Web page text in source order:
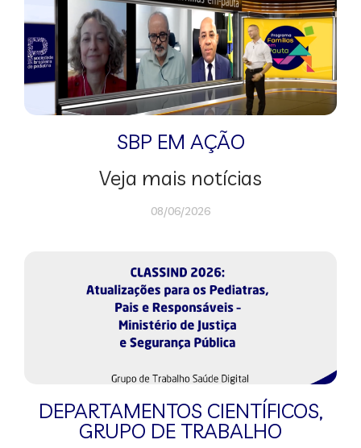
SBP EM AÇÃO
Veja mais notícias
08/06/2026
DEPARTAMENTOS CIENTÍFICOS,
GRUPO DE TRABALHO